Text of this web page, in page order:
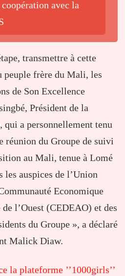
avec la
transmettre à cette
peuple frère du Mali, les
de Son Excellence
Président de la
qui a personnellement tenu
réunion du Groupe de suivi
au Mali, tenue à Lomé
les auspices de l’Union
Economique
l’Ouest (CEDEAO) et des
du Groupe », a déclaré
Malick Diaw.
la plateforme ’’1000girls’’